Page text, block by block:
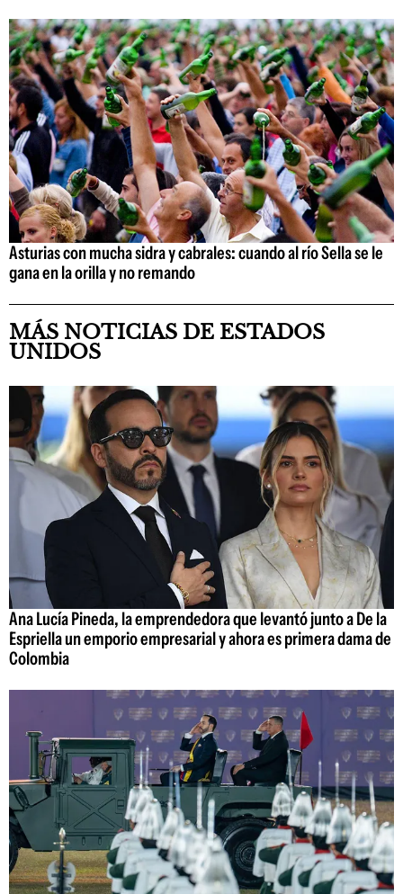
Asturias con mucha sidra y cabrales: cuando al río Sella se le
gana en la orilla y no remando
MÁS NOTICIAS DE ESTADOS
UNIDOS
Ana Lucía Pineda, la emprendedora que levantó junto a De la
Espriella un emporio empresarial y ahora es primera dama de
Colombia